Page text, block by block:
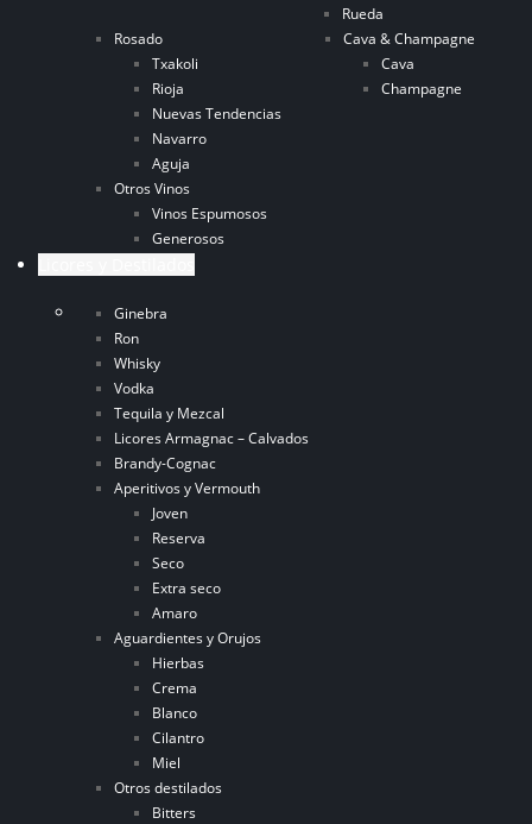
Rueda
Rosado
Txakoli
Rioja
Nuevas Tendencias
Navarro
Aguja
Cava & Champagne
Cava
Champagne
Otros Vinos
Vinos Espumosos
Generosos
Ginebra
Ron
Whisky
Vodka
Tequila y Mezcal
Licores Armagnac – Calvados
Brandy-Cognac
Aperitivos y Vermouth
Joven
Reserva
Seco
Extra seco
Amaro
Aguardientes y Orujos
Hierbas
Crema
Blanco
Cilantro
Miel
Otros destilados
Bitters